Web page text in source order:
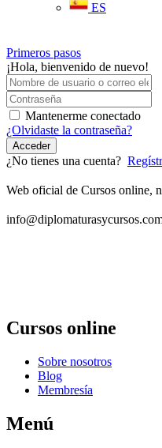
ES
Primeros pasos
¡Hola, bienvenido de nuevo!
Mantenerme conectado
¿Olvidaste la contraseña?
Acceder
¿No tienes una cuenta?
Web oficial de Cursos online,
Cursos online
Sobre nosotros
Blog
Membresía
Menú